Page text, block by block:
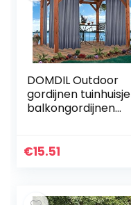
DOMDIL Outdoor
gordijnen tuinhuisje
balkongordijnen
ijnen met oogjes,
€15.51